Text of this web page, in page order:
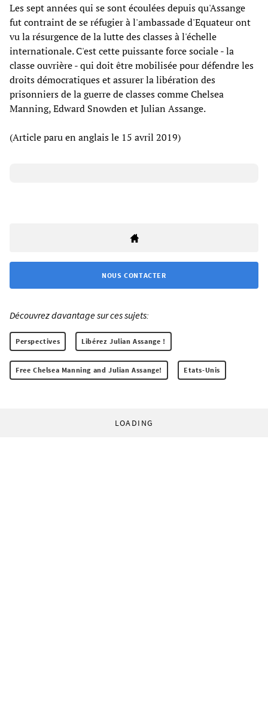
Les sept années qui se sont écoulées depuis qu'Assange
fut contraint de se réfugier à l'ambassade d'Equateur ont
vu la résurgence de la lutte des classes à l'échelle
internationale. C'est cette puissante force sociale - la
classe ouvrière - qui doit être mobilisée pour défendre les
droits démocratiques et assurer la libération des
prisonniers de la guerre de classes comme Chelsea
Manning, Edward Snowden et Julian Assange.
(Article paru en anglais le 15 avril 2019)
NOUS CONTACTER
Découvrez davantage sur ces sujets:
Perspectives Libérez Julian Assange !
Free Chelsea Manning and Julian Assange! Etats-Unis
LOADING